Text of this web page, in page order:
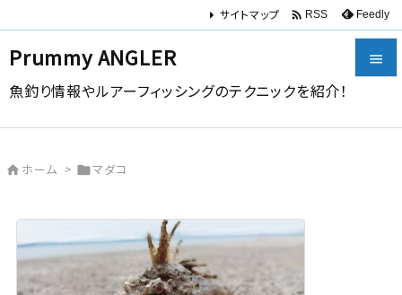
Prummy ANGLER
魚釣り情報やルアーフィッシングのテクニックを紹介！

サイトマップ  RSS Feedly
 ホーム > マダコ